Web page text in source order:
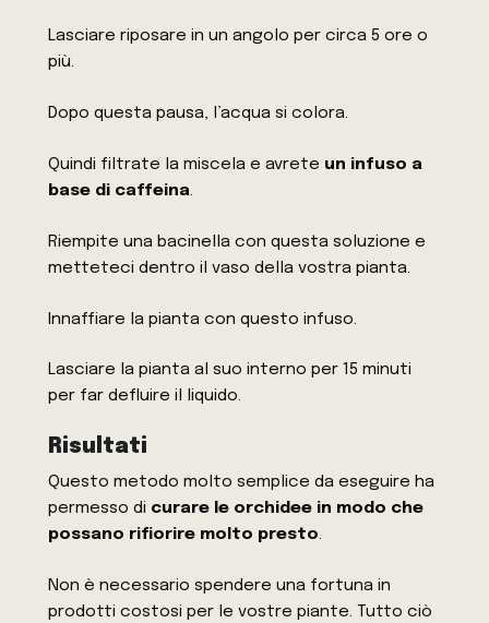
Lasciare riposare in un angolo per circa 5 ore o
più.
Dopo questa pausa, l’acqua si colora.
Quindi filtrate la miscela e avrete un infuso a
base di caffeina.
Riempite una bacinella con questa soluzione e
metteteci dentro il vaso della vostra pianta.
Innaffiare la pianta con questo infuso.
Lasciare la pianta al suo interno per 15 minuti
per far defluire il liquido.
Risultati
Questo metodo molto semplice da eseguire ha
permesso di curare le orchidee in modo che
possano rifiorire molto presto.
Non è necessario spendere una fortuna in
prodotti costosi per le vostre piante. Tutto ciò